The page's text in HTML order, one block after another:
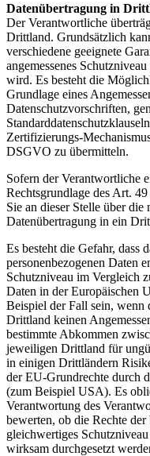
Datenübertragung in
Der Verantwortliche
Drittland. Grundsätzlich
verschiedene geeignete
angemessenes
wird. Es besteht die
Grundlage eines
Datenschutzvorschriften,
Zertifizierungs-
DSGVO zu übermitteln.
Sofern der Verantwortliche
Rechtsgrundlage des Art.
Sie an dieser Stelle über
Datenübertragung in ein
Es besteht die Gefahr, dass
personenbezogenen Daten
Schutzniveau im Vergleich
Daten in der Europäischen
Beispiel der Fall sein,
Drittland keinen
bestimmte Abkommen
jeweiligen Drittland für
in einigen Drittländern
der EU-Grundrechte durch
(zum Beispiel USA). Es
Verantwortung des
bewerten, ob die Rechte
gleichwertiges
wirksam durchgesetzt